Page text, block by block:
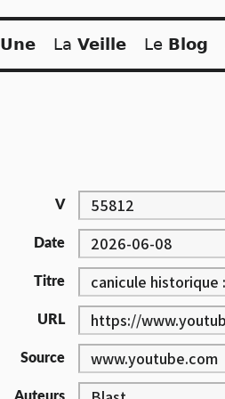
Une La Veille Le Blog
V
Date
Titre
URL
Source